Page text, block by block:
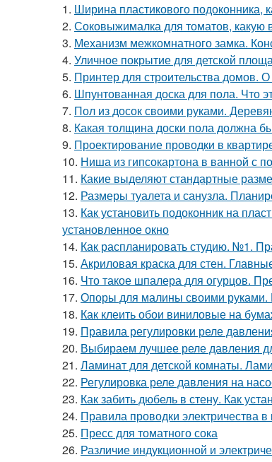
1. Ширина пластикового подоконника,
2. Соковыжималка для томатов, какую
3. Механизм межкомнатного замка.
4. Уличное покрытие для детской
5. Принтер для строительства домов.
6. Шпунтованная доска для пола. Что
7. Пол из досок своими руками.
8. Какая толщина доски пола должна
9. Проектирование проводки в
10. Ниша из гипсокартона в ванной с
11. Какие выделяют стандартные
12. Размеры туалета и санузла.
13. Как установить подоконник на
установленное окно
14. Как распланировать студию. №1.
15. Акриловая краска для стен.
16. Что такое шпалера для огурцов.
17. Опоры для малины своими руками.
18. Как клеить обои виниловые на
19. Правила регулировки реле
20. Выбираем лучшее реле давления
21. Ламинат для детской комнаты.
22. Регулировка реле давления на
23. Как забить дюбель в стену. Как
24. Правила проводки электричества
25. Пресс для томатного сока
26. Различие индукционной и